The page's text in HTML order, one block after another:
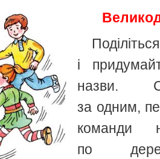
і
назви.
за одним,
команди
по